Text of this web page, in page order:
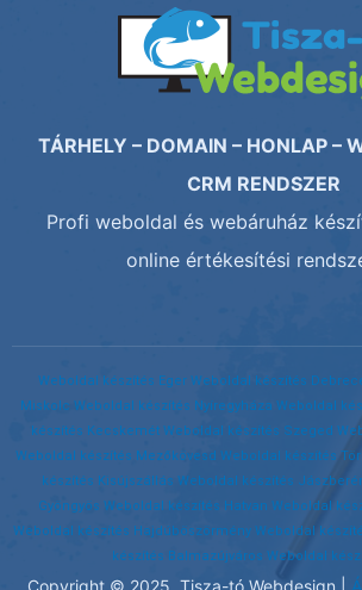
TÁRHELY – DOMAIN – HONLAP –
CRM RENDSZER
Profi weboldal és webáruház
online értékesítési
Weboldal készítés Eger Weboldal készítés
Miskolc Weboldal készítés Nyíregyháza Weboldal
készítés Kecskemét Weboldal készítés Szeged
Weboldal készítés Mezőkövesd Weboldal készítés
készítés Kisújszállás Weboldal készítés
Gyöngyös Weboldal készítés Hatvan Weboldal
Weboldal készítés Hajdúböszörmény Weboldal
készítés Balmazújváros Weboldal
Copyright © 2025. Tisza-tó Webdesign |